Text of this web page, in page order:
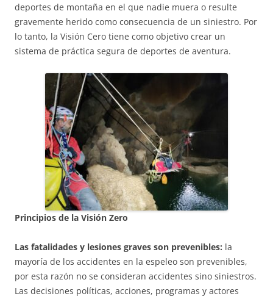
deportes de montaña en el que nadie muera o resulte
gravemente herido como consecuencia de un siniestro. Por
lo tanto, la Visión Cero tiene como objetivo crear un
sistema de práctica segura de deportes de aventura.
Principios de la Visión Zero
Las fatalidades y lesiones graves son prevenibles: la
mayoría de los accidentes en la espeleo son prevenibles,
por esta razón no se consideran accidentes sino siniestros.
Las decisiones políticas, acciones, programas y actores